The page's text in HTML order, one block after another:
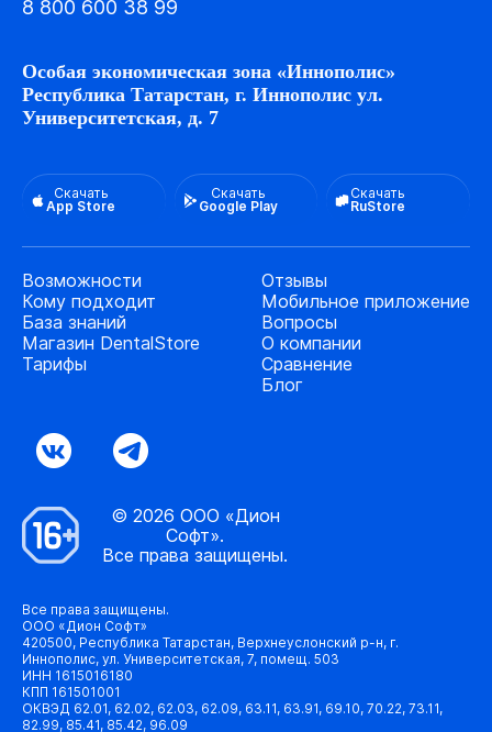
8 800 600 38 99
Особая экономическая зона «Иннополис»
Республика Татарстан, г. Иннополис ул.
Университетская, д. 7
Скачать
App Store
Скачать
Google Play
Скачать
RuStore
Возможности
Кому подходит
База знаний
Магазин DentalStore
Тарифы
Отзывы
Мобильное приложение
Вопросы
О компании
Сравнение
Блог
© 2026 ООО «Дион
Софт».
Все права защищены.
Все права защищены.
ООО «Дион Софт»
420500, Республика Татарстан, Верхнеуслонский р-н, г.
Иннополис, ул. Университетская, 7, помещ. 503
ИНН 1615016180
КПП 161501001
ОКВЭД 62.01, 62.02, 62.03, 62.09, 63.11, 63.91, 69.10, 70.22, 73.11,
82.99, 85.41, 85.42, 96.09